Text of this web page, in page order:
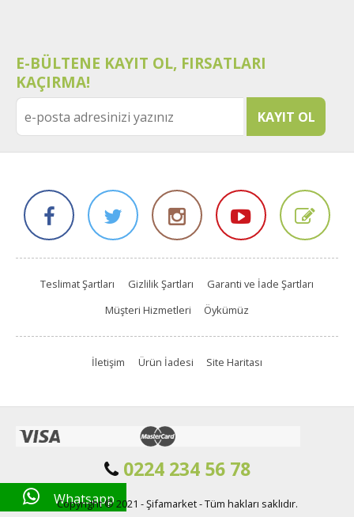
Whatsapp
E-BÜLTENE KAYIT OL, FIRSATLARI
KAÇIRMA!
Teslimat Şartları Gizlilik Şartları
Garanti ve İade Şartları
Müşteri Hizmetleri
Öykümüz
İletişim Ürün İadesi Site Haritası
0224 234 56 78
Copyright © 2021 - Şifamarket - Tüm hakları saklıdır.